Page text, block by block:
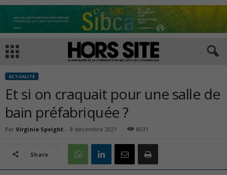
ACTUALITÉ
Et si on craquait pour une salle de
bain préfabriquée ?
Par Virginie Speight - 8 décembre 2021 8031
Share